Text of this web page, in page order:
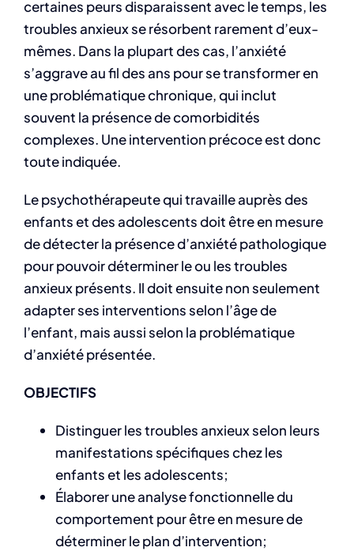
certaines peurs disparaissent avec le temps, les
troubles anxieux se résorbent rarement d’eux-
mêmes. Dans la plupart des cas, l’anxiété
s’aggrave au fil des ans pour se transformer en
une problématique chronique, qui inclut
souvent la présence de comorbidités
complexes. Une intervention précoce est donc
toute indiquée.
Le psychothérapeute qui travaille auprès des
enfants et des adolescents doit être en mesure
de détecter la présence d’anxiété pathologique
pour pouvoir déterminer le ou les troubles
anxieux présents. Il doit ensuite non seulement
adapter ses interventions selon l’âge de
l’enfant, mais aussi selon la problématique
d’anxiété présentée.
OBJECTIFS
Distinguer les troubles anxieux selon leurs
manifestations spécifiques chez les
enfants et les adolescents;
Élaborer une analyse fonctionnelle du
comportement pour être en mesure de
déterminer le plan d’intervention;